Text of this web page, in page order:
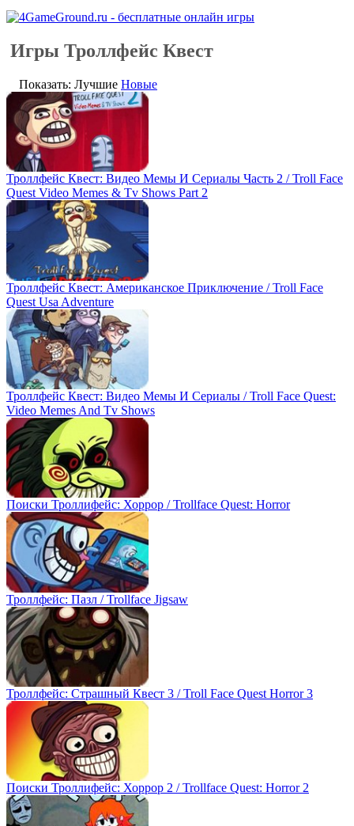
Игры Троллфейс Квест
Показать: Лучшие Новые
Троллфейс Квест: Видео Мемы И Сериалы Часть 2 / Troll Face
Quest Video Memes & Tv Shows Part 2
Троллфейс Квест: Американское Приключение / Troll Face
Quest Usa Adventure
Троллфейс Квест: Видео Мемы И Сериалы / Troll Face Quest:
Video Memes And Tv Shows
Поиски Троллифейс: Хоррор / Trollface Quest: Horror
Троллфейс: Пазл / Trollface Jigsaw
Троллфейс: Страшный Квест 3 / Troll Face Quest Horror 3
Поиски Троллифейс: Хоррор 2 / Trollface Quest: Horror 2